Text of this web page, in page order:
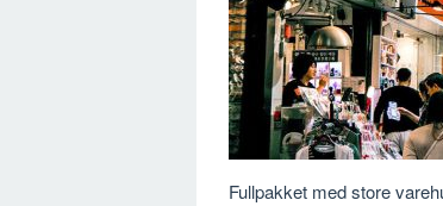
Fullpakket med store